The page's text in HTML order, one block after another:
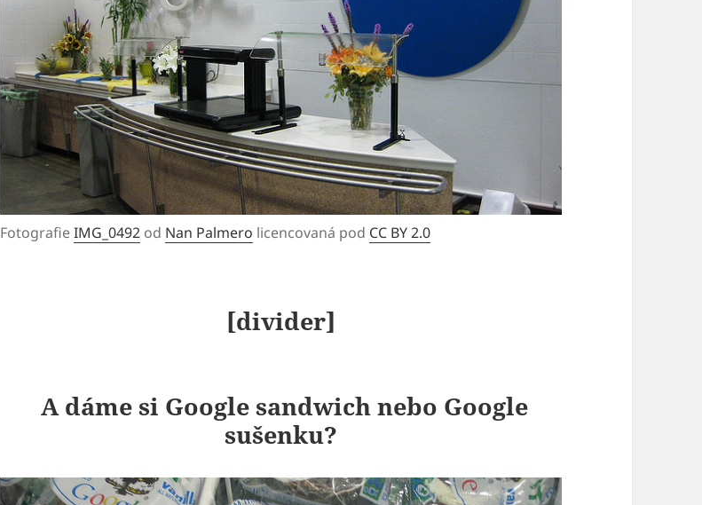
FotografieIMG_0492 od Nan Palmero licencovaná pod CC BY 2.0
[divider]
A dáme si Google sandwich nebo Google
sušenku?